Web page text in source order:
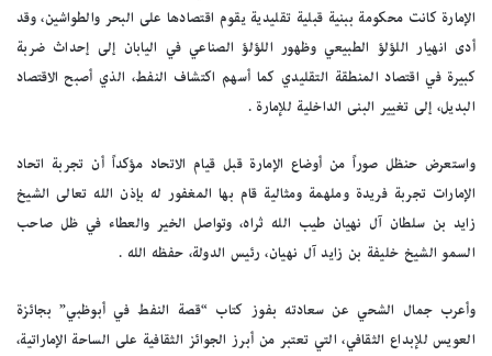
الإمارة كانت محكومة ببنية قبلية تقليدية يقوم اقتصادها على البحر والطواشين، وقد
أدى انهيار اللؤلؤ الطبيعي وظهور اللؤلؤ الصناعي في اليابان إلى إحداث ضربة
كبيرة في اقتصاد المنطقة التقليدي كما أسهم اكتشاف النفط، الذي أصبح الاقتصاد
البديل، إلى تغيير البنى الداخلية للإمارة .
واستعرض حنظل صوراً من أوضاع الإمارة قبل قيام الاتحاد مؤكداً أن تجربة اتحاد
الإمارات تجربة فريدة وملهمة ومثالية قام بها المغفور له بإذن الله تعالى الشيخ
زايد بن سلطان آل نهيان طيب الله ثراه، وتواصل الخير والعطاء في ظل صاحب
السمو الشيخ خليفة بن زايد آل نهيان، رئيس الدولة، حفظه الله .
وأعرب جمال الشحي عن سعادته بفوز كتاب “قصة النفط في أبوظبي” بجائزة
العويس للإبداع الثقافي، التي تعتبر من أبرز الجوائز الثقافية على الساحة الإماراتية،